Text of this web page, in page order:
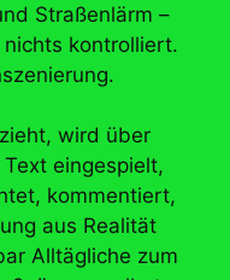
Straßenlärm –
kontrolliert.
wird über
eingespielt,
kommentiert,
aus Realität
Alltägliche zum